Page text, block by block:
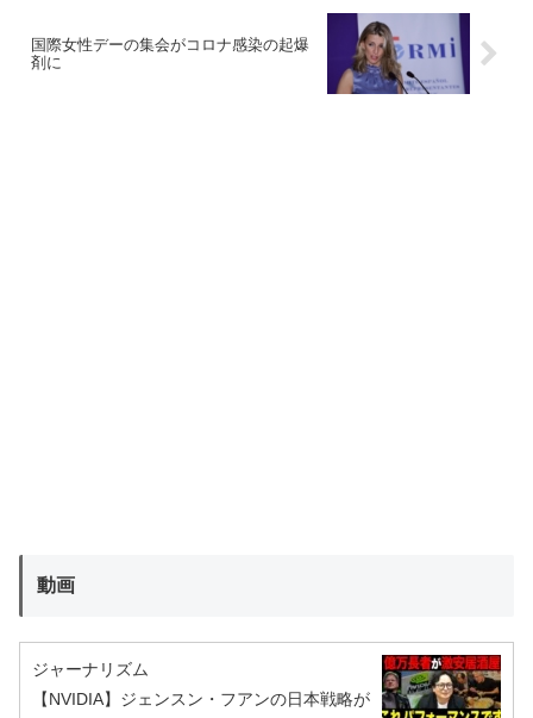
国際女性デーの集会がコロナ感染の起爆
剤に
動画
ジャーナリズム
【NVIDIA】ジェンスン・フアンの日本戦略が